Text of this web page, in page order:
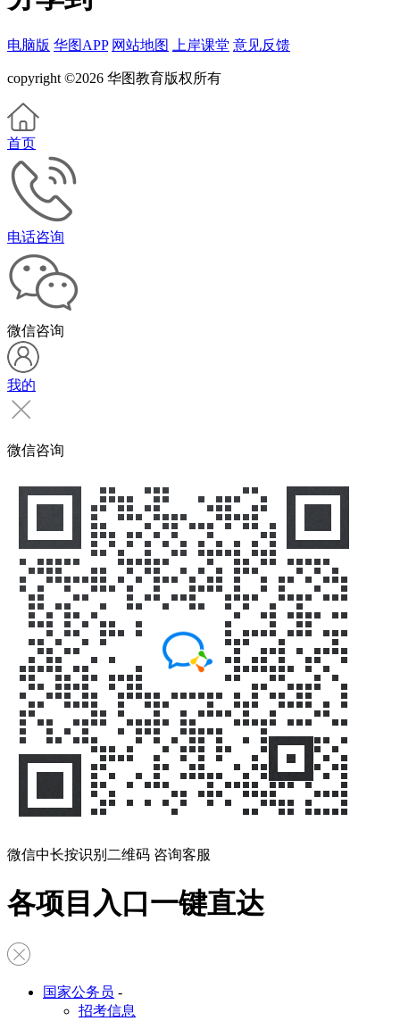
电脑版 华图APP 网站地图 上岸课堂 意见反馈
copyright ©2026 华图教育版权所有
首页
电话咨询
微信咨询
我的
微信咨询
微信中长按识别二维码 咨询客服
各项目入口一键直达
国家公务员 -
招考信息